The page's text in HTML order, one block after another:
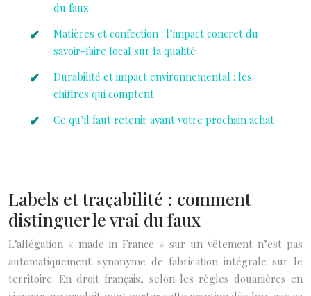
du faux
Matières et confection : l’impact concret du
savoir-faire local sur la qualité
Durabilité et impact environnemental : les
chiffres qui comptent
Ce qu’il faut retenir avant votre prochain achat
Labels et traçabilité : comment
distinguer le vrai du faux
L’allégation « made in France » sur un vêtement n’est pas
automatiquement synonyme de fabrication intégrale sur le
territoire. En droit français, selon les règles douanières en